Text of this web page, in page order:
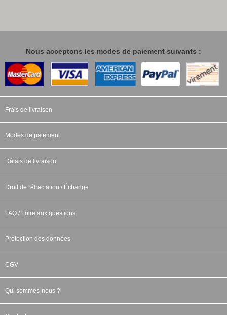
Nous acceptons les modes de paiement suivants :
Frais de livraison
Modes de paiement
Délais de livraison
Droit de rétractation / Échange
FAQ / Foire aux questions
Protection des données
CGV
Qui sommes-nous ?